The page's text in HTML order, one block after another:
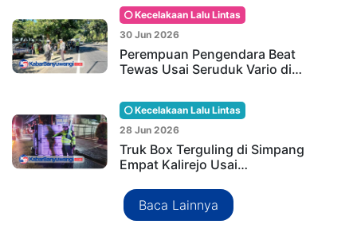
Kecelakaan Lalu Lintas
30 Jun 2026
Perempuan Pengendara Beat
Tewas Usai Seruduk Vario di…
Kecelakaan Lalu Lintas
28 Jun 2026
Truk Box Terguling di Simpang
Empat Kalirejo Usai…
Baca Lainnya